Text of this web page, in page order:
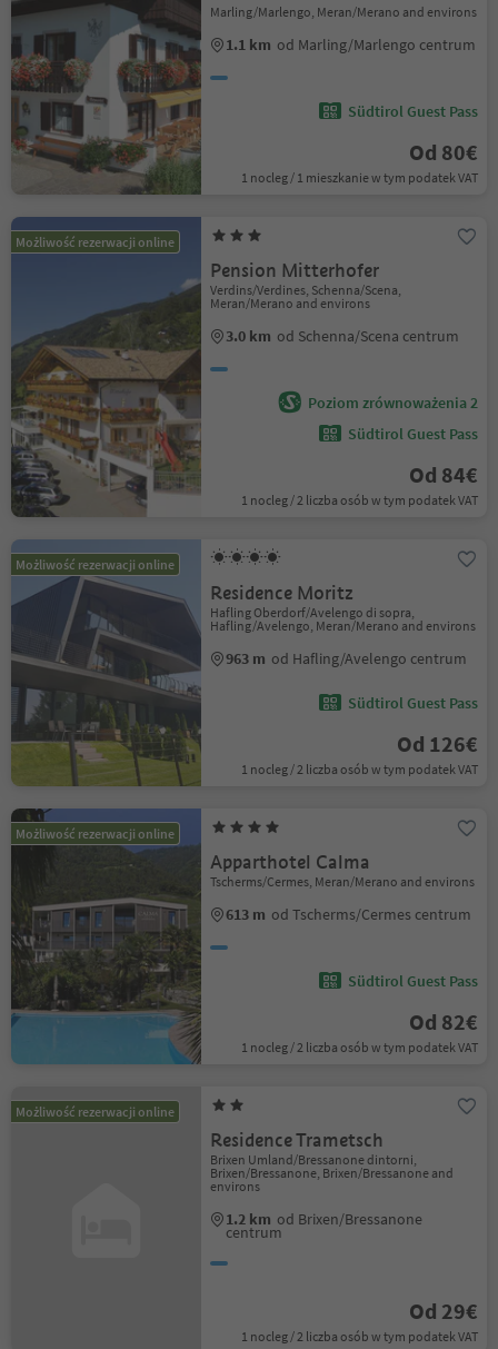
Marling/Marlengo, Meran/Merano and environs
1.1 km od Marling/Marlengo centrum
Südtirol Guest Pass
Od 80€
1 nocleg / 1 mieszkanie w tym podatek VAT
Możliwość rezerwacji online
Pension Mitterhofer
Verdins/Verdines, Schenna/Scena,
Meran/Merano and environs
3.0 km od Schenna/Scena centrum
Poziom zrównoważenia 2
Südtirol Guest Pass
Od 84€
1 nocleg / 2 liczba osób w tym podatek VAT
Możliwość rezerwacji online
Residence Moritz
Hafling Oberdorf/Avelengo di sopra,
Hafling/Avelengo, Meran/Merano and environs
963 m od Hafling/Avelengo centrum
Südtirol Guest Pass
Od 126€
1 nocleg / 2 liczba osób w tym podatek VAT
Możliwość rezerwacji online
Apparthotel Calma
Tscherms/Cermes, Meran/Merano and environs
613 m od Tscherms/Cermes centrum
Südtirol Guest Pass
Od 82€
1 nocleg / 2 liczba osób w tym podatek VAT
Możliwość rezerwacji online
Residence Trametsch
Brixen Umland/Bressanone dintorni,
Brixen/Bressanone, Brixen/Bressanone and
environs
1.2 km od Brixen/Bressanone
centrum
Od 29€
1 nocleg / 2 liczba osób w tym podatek VAT